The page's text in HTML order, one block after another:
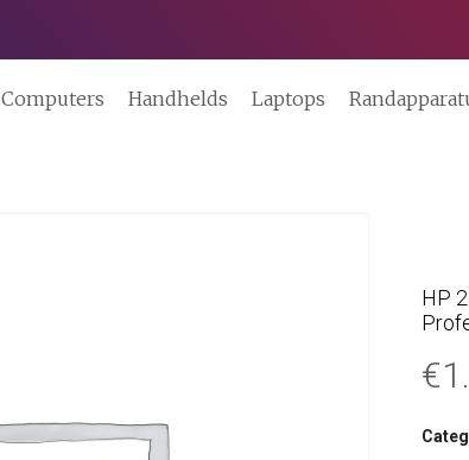
Computers Handhelds Laptops
HP
€